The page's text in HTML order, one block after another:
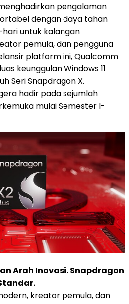
pengalaman
dengan daya tahan
untuk kalangan
pemula, dan pengguna
platform ini, Qualcomm
keunggulan Windows 11
Seri Snapdragon X.
hadir pada sejumlah
mulai Semester I-
Arah Inovasi. Snapdragon
kreator pemula, dan